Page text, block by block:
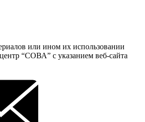
или ином их использовании
“СОВА” с указанием веб-сайта